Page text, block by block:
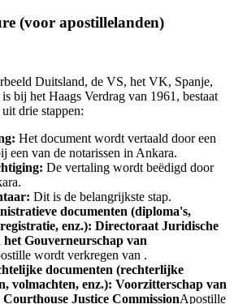
(voor apostillelanden)
Duitsland, de VS, het VK, Spanje,
bij het Haags Verdrag van 1961, bestaat
drie stappen:
Het document wordt vertaald door een
een van de notarissen in Ankara.
De vertaling wordt beëdigd door
Dit is de belangrijkste stap.
documenten (diploma's,
enz.): Directoraat Juridische
het Gouverneurschap van
wordt verkregen van .
documenten (rechterlijke
volmachten, enz.): Voorzitterschap van
Justice CommissionApostille